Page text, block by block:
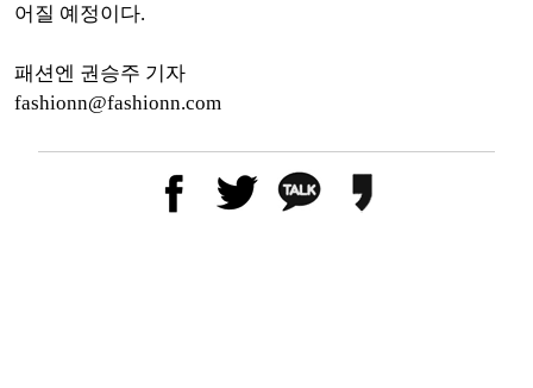
어질 예정이다.
패션엔 권승주 기자
fashionn@fashionn.com